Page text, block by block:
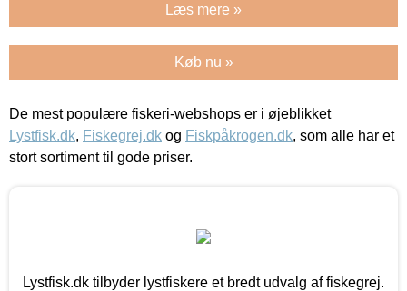
Læs mere »
Køb nu »
De mest populære fiskeri-webshops er i øjeblikket
Lystfisk.dk, Fiskegrej.dk og Fiskpåkrogen.dk, som alle har et
stort sortiment til gode priser.
Lystfisk.dk tilbyder lystfiskere et bredt udvalg af fiskegrej.